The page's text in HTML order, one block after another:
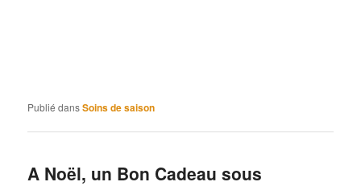
Publié dansSoins de saison
A Noël, un Bon Cadeau sous